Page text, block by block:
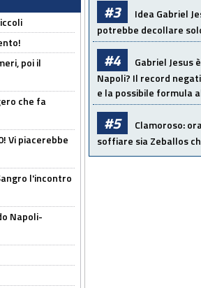
poi il
che fa
Vi piacerebbe
l'incontro
Napoli-
#3
Idea Gabriel
potrebbe decollare
#4
Gabriel Jesus
Napoli? Il record
e la possibile formula
#5
Clamoroso:
soffiare sia Zeballos